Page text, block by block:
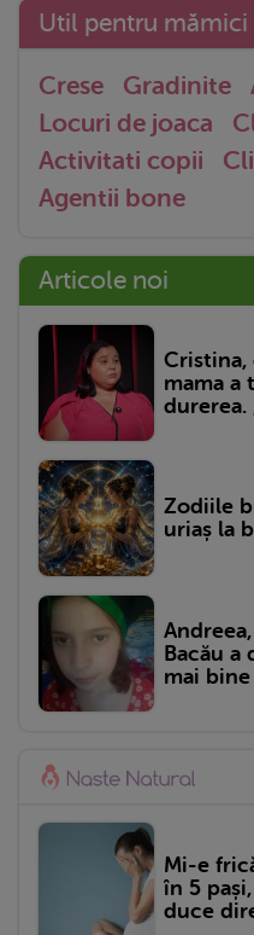
Util pentru mămici
Crese Gradinite
Locuri de joaca
Activitati copii
Agentii bone
Articole noi
Cristina,
mama a
durerea.
Zodiile
uriaș la
Bacău a
mai
Mi-e
în 5
duce